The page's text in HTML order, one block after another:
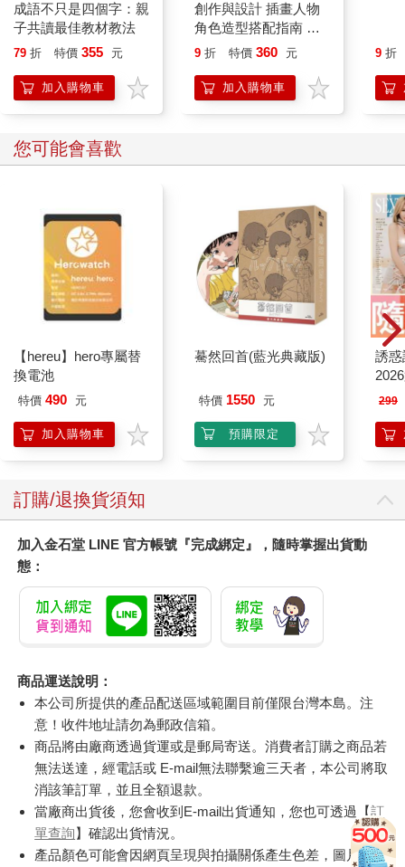
成語不只是四個字：親
子共讀最佳教材教法
79 折 特價 355 元
加入購物車
創作與設計 插畫人物
角色造型搭配指南 男
性篇
9 折 特價 360 元
加入購物車
描
9 折
您可能會喜歡
【hereu】hero專屬替
換電池
特價 490 元
加入購物車
驀然回首(藍光典藏版)
特價 1550 元
預購限定
誘
款
299
訂購/退換貨須知
加入金石堂 LINE 官方帳號『完成綁定』，隨時掌握出貨動
態：
商品運送說明：
本公司所提供的產品配送區域範圍目前僅限台灣本島。注
意！收件地址請勿為郵政信箱。
商品將由廠商透過貨運或是郵局寄送。消費者訂購之商品若
無法送達，經電話或 E-mail無法聯繫逾三天者，本公司將取
消該筆訂單，並且全額退款。
當廠商出貨後，您會收到E-mail出貨通知，您也可透過【訂
單查詢】確認出貨情況。
產品顏色可能會因網頁呈現與拍攝關係產生色差，圖片僅供